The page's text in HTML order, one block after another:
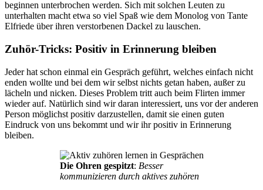
beginnen unterbrochen werden. Sich mit solchen Leuten zu
unterhalten macht etwa so viel Spaß wie dem Monolog von Tante
Elfriede über ihren verstorbenen Dackel zu lauschen.
Zuhör-Tricks: Positiv in Erinnerung bleiben
Jeder hat schon einmal ein Gespräch geführt, welches einfach nicht
enden wollte und bei dem wir selbst nichts getan haben, außer zu
lächeln und nicken. Dieses Problem tritt auch beim Flirten immer
wieder auf. Natürlich sind wir daran interessiert, uns vor der anderen
Person möglichst positiv darzustellen, damit sie einen guten
Eindruck von uns bekommt und wir ihr positiv in Erinnerung
bleiben.
Die Ohren gespitzt: Besser
kommunizieren durch aktives zuhören